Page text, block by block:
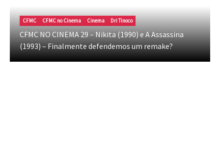
CFMC CFMC no Cinema Cinema Dri Tinoco
CFMC NO CINEMA 29 – Nikita (1990) e A Assassina
(1993) – Finalmente defendemos um remake?